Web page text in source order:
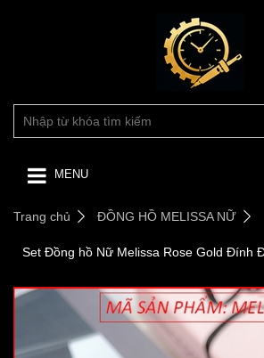
MENU
Trang chủ ĐỒNG HỒ MELISSA NỮ
Set Đồng hồ Nữ Melissa Rose Gold Đính